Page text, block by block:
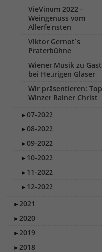
VieVinum 2022 -
Weingenuss vom
Allerfeinsten
Viktor Gernot`s
Praterbühne
Wiener Musik zu Gast
bei Heurigen Glaser
Wir präsentieren: Top
Winzer Rainer Christ
►07-2022
►08-2022
►09-2022
► 10-2022
► 11-2022
► 12-2022
► 2021
► 2020
► 2019
► 2018